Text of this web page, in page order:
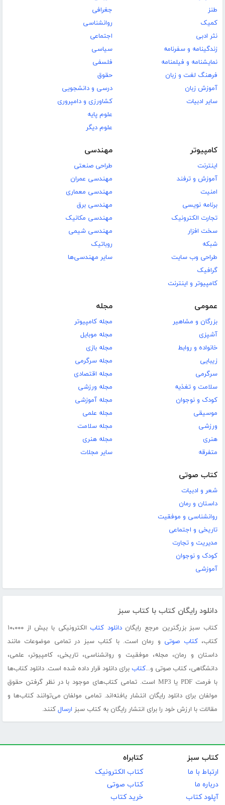
طنز
کمیک
نثر ادبی
زندگینامه و سفرنامه
نمایشنامه و فیلمنامه
فرهنگ لغت و زبان
آموزش زبان
سایر ادبیات
جغرافی
روانشناسی
اجتماعی
سیاسی
فلسفی
حقوق
درسی و دانشجویی
کشاورزی و دامپروری
علوم پایه
علوم دیگر
کامپیوتر
اینترنت
آموزش و ترفند
امنیت
برنامه نویسی
تجارت الکترونیک
سخت افزار
شبکه
طراحی وب سایت
گرافیک
کامپیوتر و اینترنت
مهندسی
طراحی صنعتی
مهندسی عمران
مهندسی معماری
مهندسی برق
مهندسی مکانیک
مهندسی شیمی
روباتیک
سایر مهندسی‌ها
عمومی
بزرگان و مشاهیر
آشپزی
خانواده و روابط
زیبایی
سرگرمی
سلامت و تغذیه
کودک و نوجوان
موسیقی
ورزشی
هنری
متفرقه
مجله
مجله کامپیوتر
مجله موبایل
مجله بازی
مجله سرگرمی
مجله اقتصادی
مجله ورزشی
مجله آموزشی
مجله علمی
مجله سلامت
مجله هنری
سایر مجلات
کتاب صوتی
شعر و ادبیات
داستان و رمان
روانشناسی و موفقیت
تاریخی و اجتماعی
مدیریت و تجارت
کودک و نوجوان
آموزشی
دانلود رایگان کتاب با کتاب سبز
کتاب سبز بزرگترین مرجع رایگاندانلود کتاب
الکترونیکی با بیش از ۱۰،۰۰۰
کتاب،کتاب صوتی و رمان است. با کتاب سبز در تمامی موضوعات مانند
داستان و رمان، مجله، موفقیت و روانشناسی، تاریخی، کامپیوتر، علمی،
دانشگاهی، کتاب صوتی و...کتاب برای دانلود قرار داده شده است. دانلود کتاب‌ها
با فرمت PDF یا MP3 است. تمامی کتاب‌های موجود با در نظر گرفتن حقوق
مولفان برای دانلود رایگان انتشار یافته‌اند. تمامی مولفان می‌توانند کتاب‌ها و
مقالات با ارزش خود را برای انتشار رایگان به کتاب سبز ارسال کنند.
کتاب سبز
ارتباط با ما
درباره ما
آپلود کتاب
کتابراه
کتاب الکترونیک
کتاب صوتی
خرید کتاب